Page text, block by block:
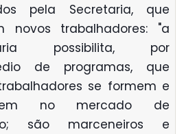
pela Secretaria, que
novos trabalhadores: "a
possibilita, por
de programas, que
se formem e
no mercado de
são marceneiros e